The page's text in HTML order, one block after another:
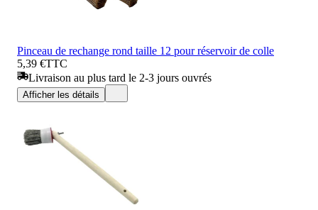
Pinceau de rechange rond taille 12 pour réservoir de colle
5,39 €TTC
Livraison au plus tard le 2-3 jours ouvrés
Afficher les détails